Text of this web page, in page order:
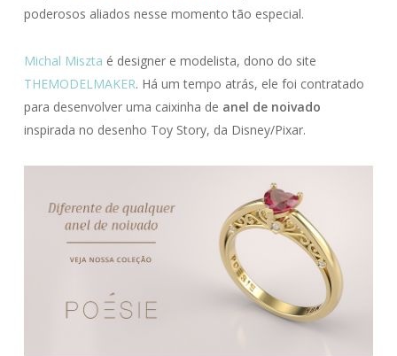
poderosos aliados nesse momento tão especial.
Michal Miszta é designer e modelista, dono do site
THEMODELMAKER. Há um tempo atrás, ele foi contratado
para desenvolver uma caixinha de anel de noivado
inspirada no desenho Toy Story, da Disney/Pixar.